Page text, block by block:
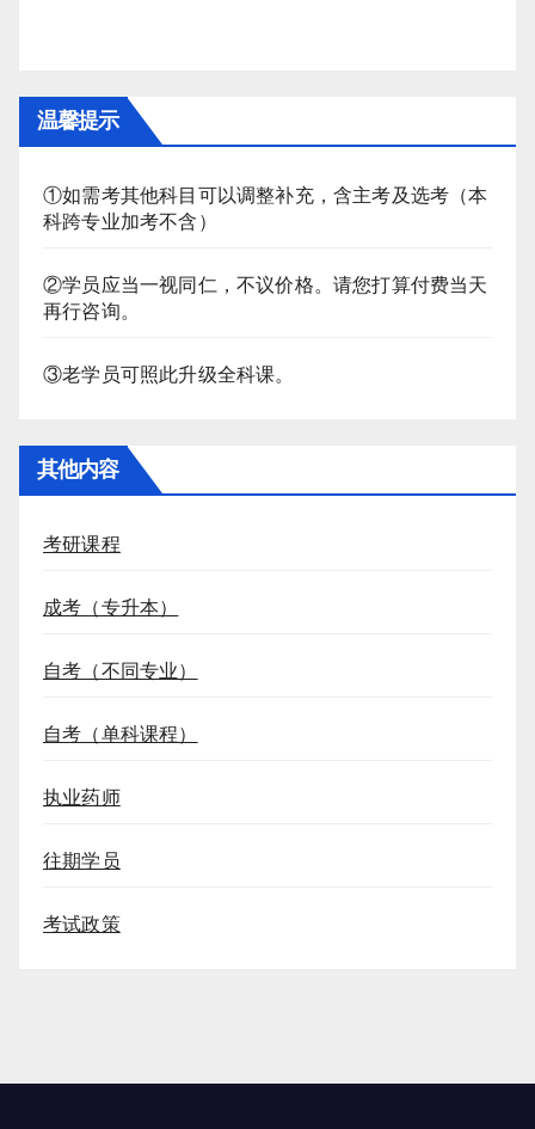
温馨提示
①如需考其他科目可以调整补充，含主考及选考（本
科跨专业加考不含）
②学员应当一视同仁，不议价格。请您打算付费当天
再行咨询。
③老学员可照此升级全科课。
其他内容
考研课程
成考（专升本）
自考（不同专业）
自考（单科课程）
执业药师
往期学员
考试政策